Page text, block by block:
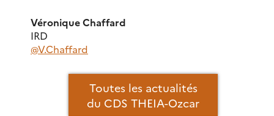
Véronique Chaffard
IRD
@V.Chaffard
Toutes les actualités
du CDS THEIA-Ozcar